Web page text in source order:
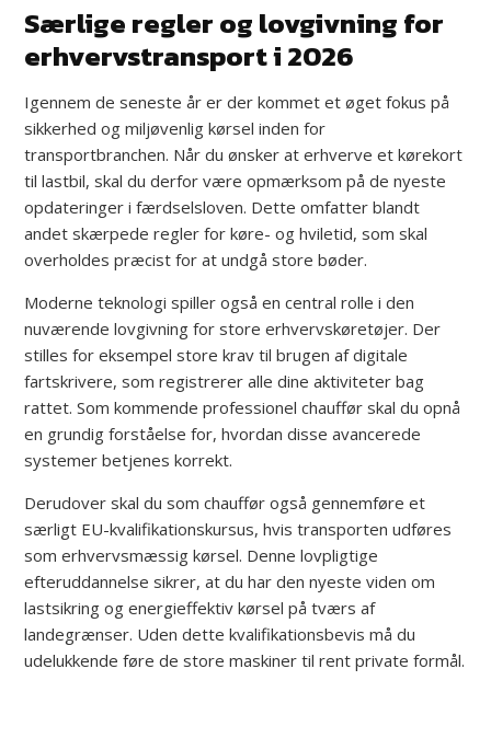
Særlige regler og lovgivning for
erhvervstransport i 2026
Igennem de seneste år er der kommet et øget fokus på
sikkerhed og miljøvenlig kørsel inden for
transportbranchen. Når du ønsker at erhverve et kørekort
til lastbil, skal du derfor være opmærksom på de nyeste
opdateringer i færdselsloven. Dette omfatter blandt
andet skærpede regler for køre- og hviletid, som skal
overholdes præcist for at undgå store bøder.
Moderne teknologi spiller også en central rolle i den
nuværende lovgivning for store erhvervskøretøjer. Der
stilles for eksempel store krav til brugen af digitale
fartskrivere, som registrerer alle dine aktiviteter bag
rattet. Som kommende professionel chauffør skal du opnå
en grundig forståelse for, hvordan disse avancerede
systemer betjenes korrekt.
Derudover skal du som chauffør også gennemføre et
særligt EU-kvalifikationskursus, hvis transporten udføres
som erhvervsmæssig kørsel. Denne lovpligtige
efteruddannelse sikrer, at du har den nyeste viden om
lastsikring og energieffektiv kørsel på tværs af
landegrænser. Uden dette kvalifikationsbevis må du
udelukkende føre de store maskiner til rent private formål.